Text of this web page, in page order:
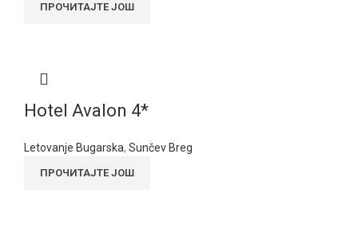
ПРОЧИТАЈТЕ ЈОШ
Hotel Avalon 4*
Letovanje Bugarska, Sunčev Breg
ПРОЧИТАЈТЕ ЈОШ